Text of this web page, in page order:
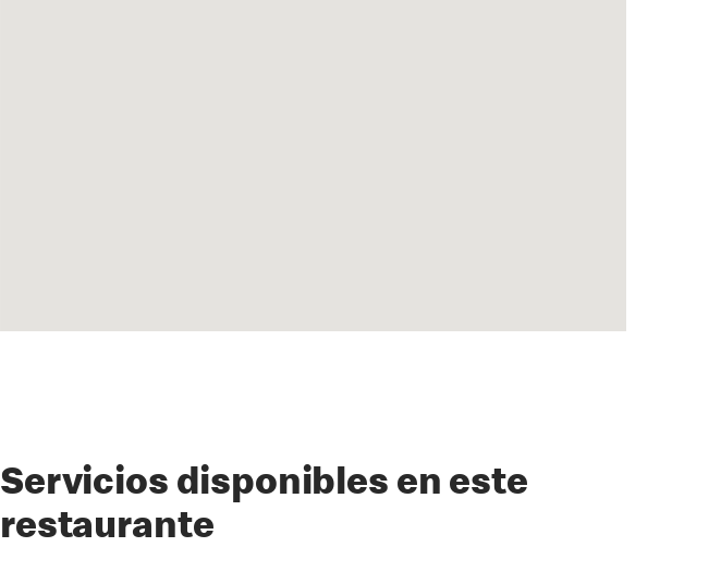
Servicios disponibles en este
restaurante